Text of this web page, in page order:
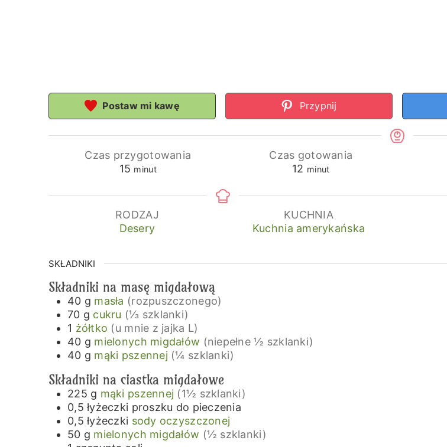
Postaw mi kawę Przypnij
Czas przygotowania
15 minuty
minut
Czas gotowania
12 minuty
minut
RODZAJ
Desery
KUCHNIA
Kuchnia amerykańska
SKŁADNIKI
Składniki na masę migdałową
40 g masła (rozpuszczonego)
70 g cukru (⅓ szklanki)
1 żółtko (u mnie z jajka L)
40 g mielonych migdałów (niepełne ½ szklanki)
40 g mąki pszennej (¼ szklanki)
Składniki na ciastka migdałowe
225 g mąki pszennej (1½ szklanki)
0,5 łyżeczki proszku do pieczenia
0,5 łyżeczki sody oczyszczonej
50 g mielonych migdałów (½ szklanki)